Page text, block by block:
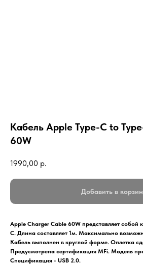
Кабель Apple Type-C to
60W
1990,00 р.
Добавить в
Apple Charger Cable 60W представляет собой
C. Длина составляет 1м. Максимально
Кабель выполнен в круглой форме. Оплетка
Предусмотрена сертификация MFi. Модель
Спецификация - USB 2.0.